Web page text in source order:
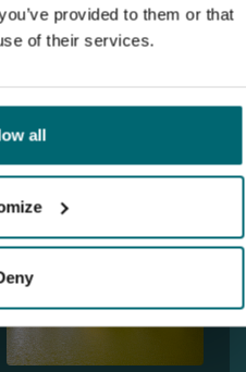
provided to them or that
of their services.
all